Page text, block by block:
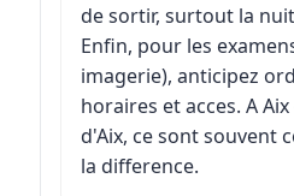
de sortir, surtout la
Enfin, pour les
imagerie), anticipez
horaires et acces. A
d'Aix, ce sont souvent
la difference.